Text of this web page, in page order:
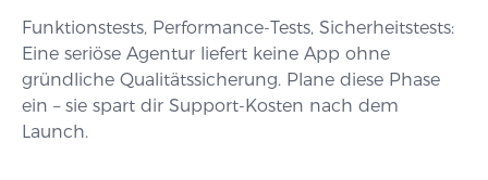
Funktionstests, Performance-Tests, Sicherheitstests:
Eine seriöse Agentur liefert keine App ohne
gründliche Qualitätssicherung. Plane diese Phase
ein – sie spart dir Support-Kosten nach dem
Launch.